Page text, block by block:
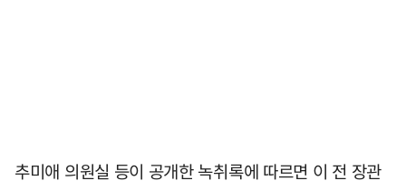
추미애 의원실 등이 공개한 녹취록에 따르면 이 전 장관